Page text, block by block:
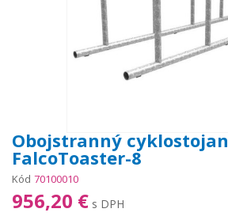
Obojstranný cyklostojan
FalcoToaster-8
Kód 70100010
956,20 € s DPH